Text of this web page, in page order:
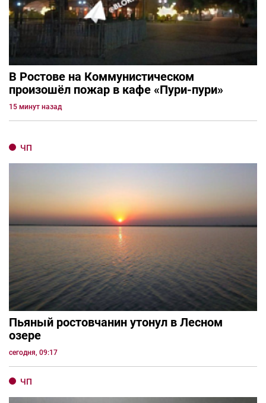
В Ростове на Коммунистическом
произошёл пожар в кафе «Пури-пури»
15 минут назад
ЧП
Пьяный ростовчанин утонул в Лесном
озере
сегодня, 09:17
ЧП